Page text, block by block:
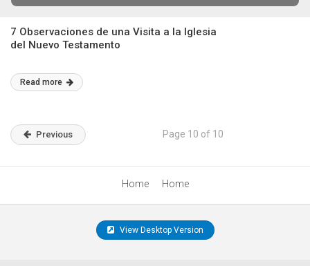
7 Observaciones de una Visita a la Iglesia
del Nuevo Testamento
Read more
Previous Page 10 of 10
Home Home
View Desktop Version